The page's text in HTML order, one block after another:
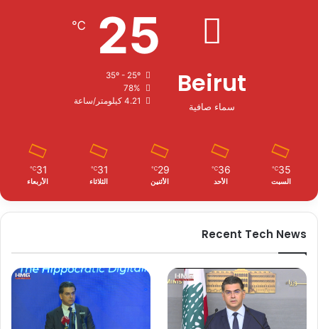
Beirut
سماء صافية
25
℃
78%
4.21 كيلومتر/ساعة
35
℃
السبت
36
℃
الأحد
29
℃
الأثنين
31
℃
الثلاثاء
31
℃
الأربعاء
Recent Tech News